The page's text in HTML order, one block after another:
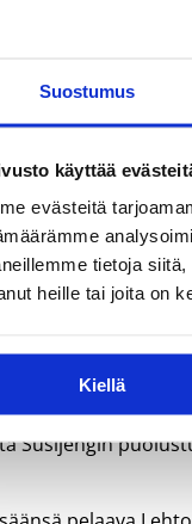
Suostumus
käyttää
evästeitä
tietoja
heille tai joita on
Kiellä
nähdä,
kuin kylmään
otti hänet
kerennyt edes
on hyvä sarja,
Susijengin